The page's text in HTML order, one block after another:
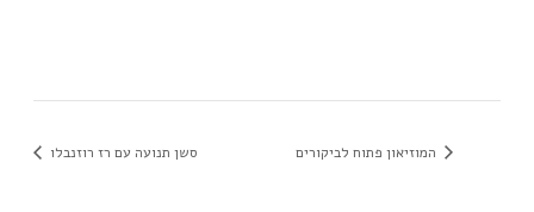
המוזיאון פתוח לביקורים סשן תנועה עם רז רוזנבלו